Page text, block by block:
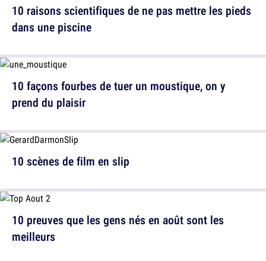
10 raisons scientifiques de ne pas mettre les pieds
dans une piscine
10 scènes de film en slip
10 façons fourbes de tuer un moustique, on y
prend du plaisir
10 preuves que les gens nés en août sont les
meilleurs